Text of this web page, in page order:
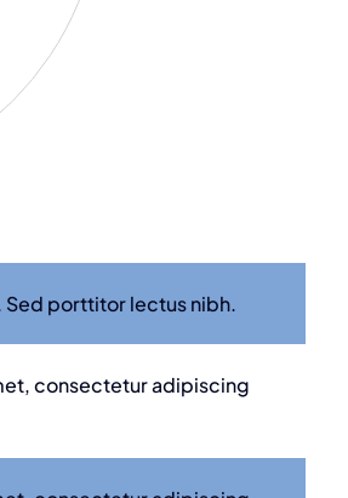
Sed porttitor lectus nibh.
consectetur adipiscing